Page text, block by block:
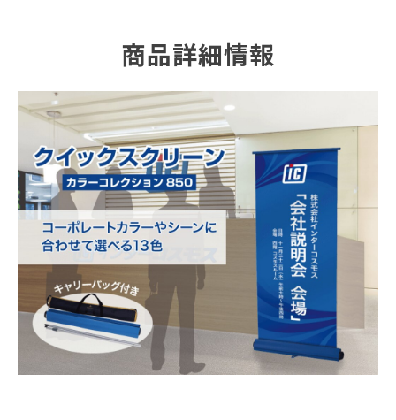
商品詳細情報